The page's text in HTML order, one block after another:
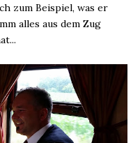
zum Beispiel, was er
alles aus dem Zug